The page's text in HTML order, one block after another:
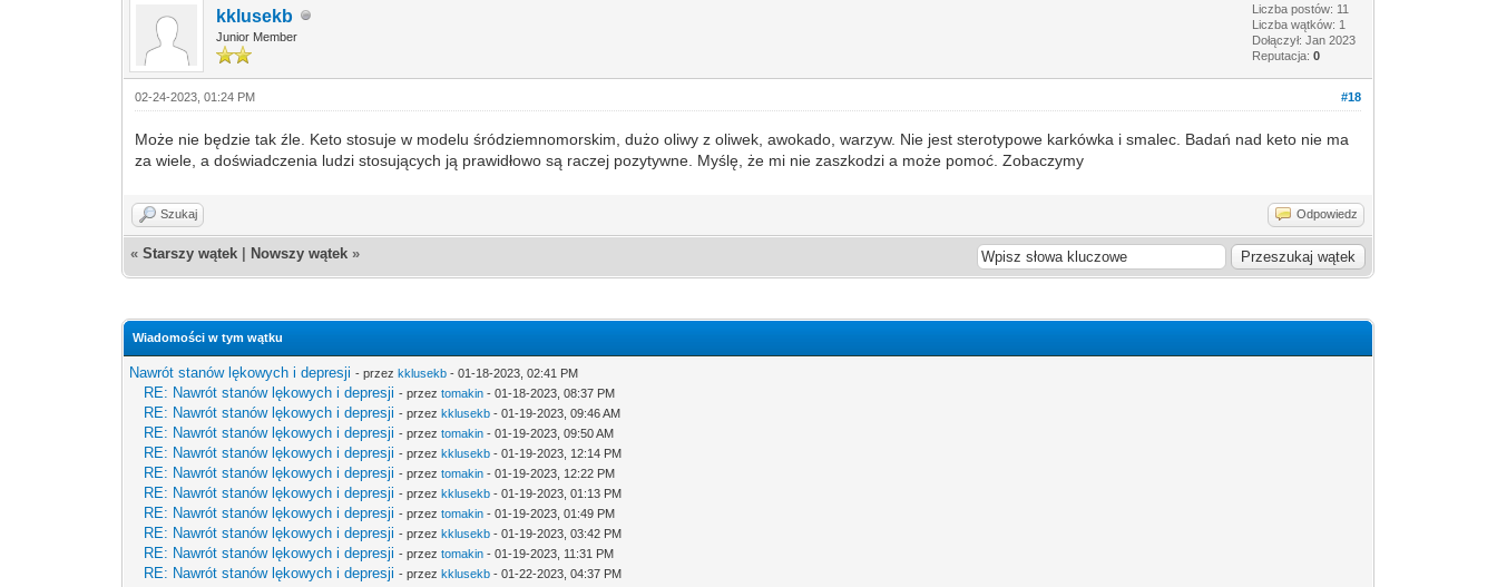
kklusekb
Junior Member
Liczba postów: 11
Liczba wątków: 1
Dołączył: Jan 2023
Reputacja:0
#18
02-24-2023, 01:24 PM
Może nie będzie tak źle. Keto stosuje w modelu śródziemnomorskim, dużo oliwy z oliwek, awokado, warzyw. Nie jest sterotypowe karkówka i smalec. Badań nad keto nie ma
za wiele, a doświadczenia ludzi stosujących ją prawidłowo są raczej pozytywne. Myślę, że mi nie zaszkodzi a może pomoć. Zobaczymy
Szukaj Odpowiedz
«Starszy wątek Nowszy wątek »
Wiadomości w tym wątku
Nawrót stanów lękowych i depresji - przezkklusekb - 01-18-2023, 02:41 PM
RE: Nawrót stanów lękowych i depresji - przeztomakin - 01-18-2023, 08:37 PM
RE: Nawrót stanów lękowych i depresji - przezkklusekb - 01-19-2023, 09:46 AM
RE: Nawrót stanów lękowych i depresji - przeztomakin - 01-19-2023, 09:50 AM
RE: Nawrót stanów lękowych i depresji - przezkklusekb - 01-19-2023, 12:14 PM
RE: Nawrót stanów lękowych i depresji - przeztomakin - 01-19-2023, 12:22 PM
RE: Nawrót stanów lękowych i depresji - przezkklusekb - 01-19-2023, 01:13 PM
RE: Nawrót stanów lękowych i depresji - przeztomakin - 01-19-2023, 01:49 PM
RE: Nawrót stanów lękowych i depresji - przezkklusekb - 01-19-2023, 03:42 PM
RE: Nawrót stanów lękowych i depresji - przeztomakin - 01-19-2023, 11:31 PM
RE: Nawrót stanów lękowych i depresji - przezkklusekb - 01-22-2023, 04:37 PM